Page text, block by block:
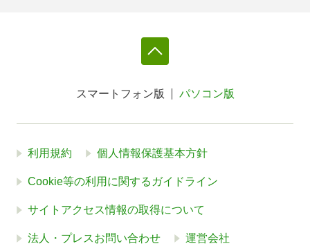
スマートフォン版 パソコン版
利用規約 個人情報保護基本方針
Cookie等の利用に関するガイドライン
サイトアクセス情報の取得について
法人・プレスお問い合わせ 運営会社